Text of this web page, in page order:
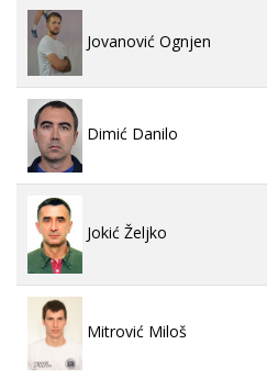
Jovanović Ognjen
Dimić Danilo
Jokić Željko
Mitrović Miloš